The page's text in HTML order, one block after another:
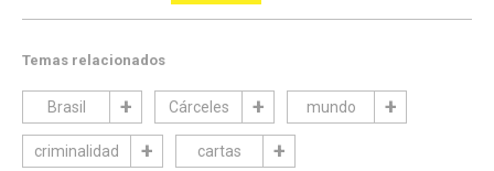
Temas relacionados
Brasil Cárceles mundo
criminalidad cartas